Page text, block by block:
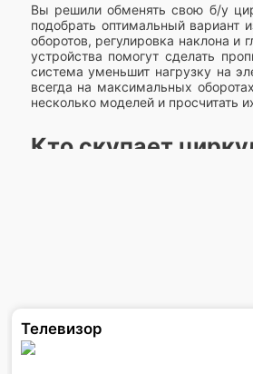
Вы решили обменять свою б/у
подобрать оптимальный вариант
оборотов, регулировка наклона
устройства помогут сделать
система уменьшит нагрузку на
всегда на максимальных
несколько моделей и просчитать
Кто скупает
предоставления услуг и цена
иначе через пару лет почва,
Телевизор